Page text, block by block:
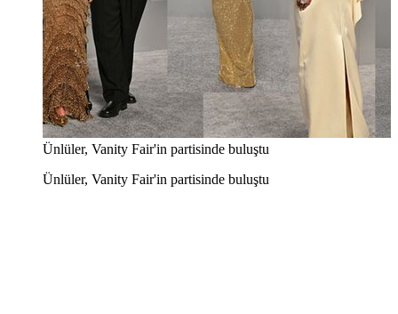
Ünlüler, Vanity Fair'in partisinde buluştu
Ünlüler, Vanity Fair'in partisinde buluştu